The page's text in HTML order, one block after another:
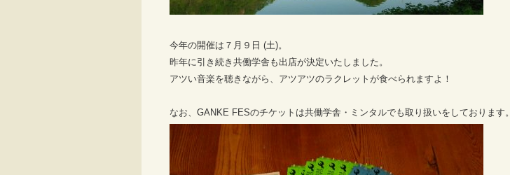
今年の開催は７月９日 (土)。
昨年に引き続き共働学舎も出店が決定いたしました。
アツい音楽を聴きながら、アツアツのラクレットが食べられますよ！
なお、GANKE FESのチケットは共働学舎・ミンタルでも取り扱いをしております。